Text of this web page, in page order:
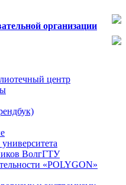
организации
центр
ВолгГТУ
«POLYGON»